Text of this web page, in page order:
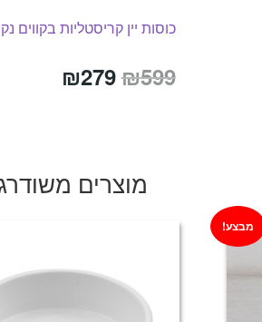
כוסות יין קריסטליות בקווים
₪599
המחיר
₪599.
₪279
₪279. מוצרים
מבצע!